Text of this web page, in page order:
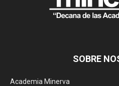
SOBRE
Academia Minerva